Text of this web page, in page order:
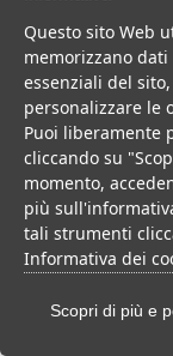
70 Camere
Hotel 4 stelle in
comfort e del relax.
Resort Hotel
Questo sito Web
memorizzano
essenziali del
personalizzare le
Puoi liberamente
cliccando su
momento,
più
tali strumenti
Informativa dei
Scopri di più e